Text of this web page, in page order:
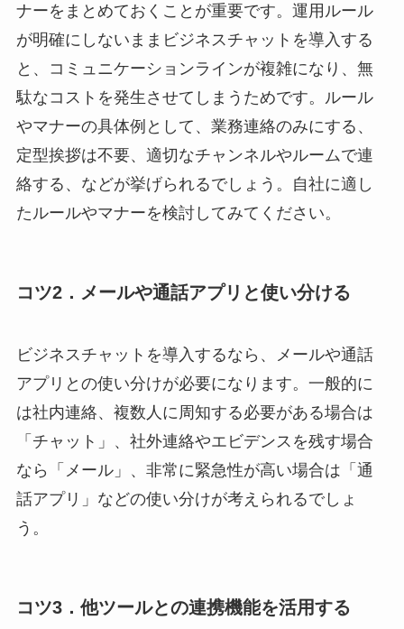
ナーをまとめておくことが重要です。運用ルール
が明確にしないままビジネスチャットを導入する
と、コミュニケーションラインが複雑になり、無
駄なコストを発生させてしまうためです。ルール
やマナーの具体例として、業務連絡のみにする、
定型挨拶は不要、適切なチャンネルやルームで連
絡する、などが挙げられるでしょう。自社に適し
たルールやマナーを検討してみてください。
コツ2．メールや通話アプリと使い分ける
ビジネスチャットを導入するなら、メールや通話
アプリとの使い分けが必要になります。一般的に
は社内連絡、複数人に周知する必要がある場合は
「チャット」、社外連絡やエビデンスを残す場合
なら「メール」、非常に緊急性が高い場合は「通
話アプリ」などの使い分けが考えられるでしょ
う。
コツ3．他ツールとの連携機能を活用する